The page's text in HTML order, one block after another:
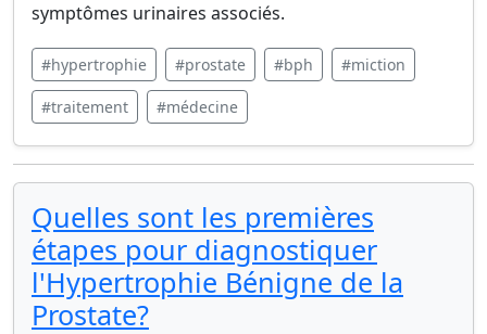
symptômes urinaires associés.
#hypertrophie #prostate #bph #miction
#traitement #médecine
Quelles sont les premières
étapes pour diagnostiquer
l'Hypertrophie Bénigne de la
Prostate?